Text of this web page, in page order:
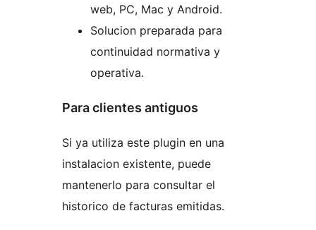
web, PC, Mac y Android.
Solucion preparada para
continuidad normativa y
operativa.
Para clientes antiguos
Si ya utiliza este plugin en una
instalacion existente, puede
mantenerlo para consultar el
historico de facturas emitidas.